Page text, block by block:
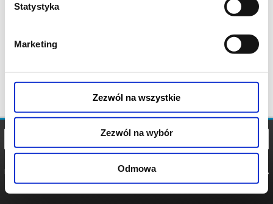
Statystyka
Marketing
Zezwól na wszystkie
Zezwól na wybór
Odmowa
POLITYKA
POLITYKA